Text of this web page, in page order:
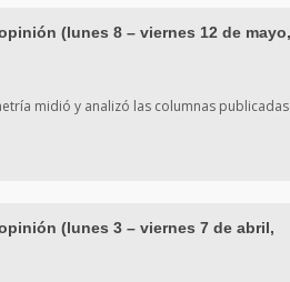
(lunes 8 – viernes 12 de mayo,
midió y analizó las columnas publicadas
(lunes 3 – viernes 7 de abril,